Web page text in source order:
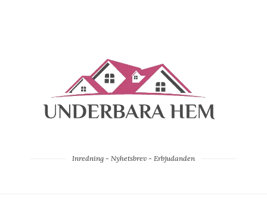
Inredning - Nyhetsbrev - Erbjudanden